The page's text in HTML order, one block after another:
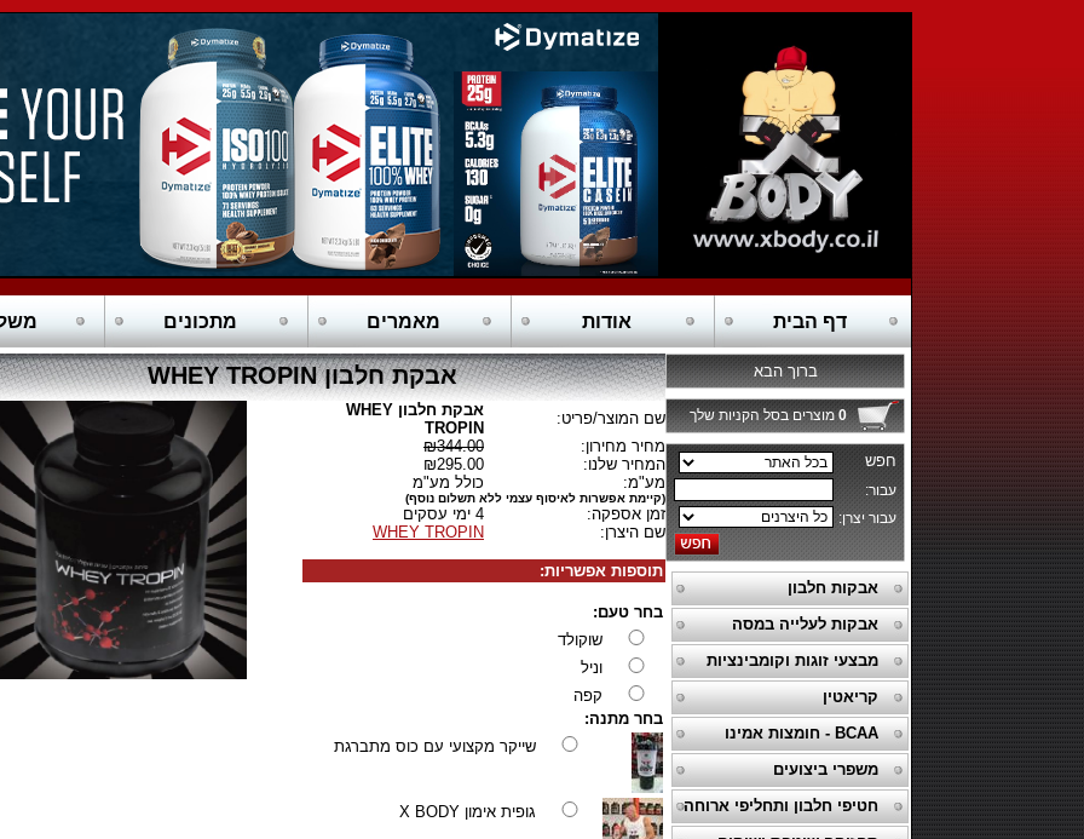
דף הבית אודות מאמרים מתכונים
ברוך הבא
0 מוצרים בסל הקניות שלך
אבקות חלבון
אבקות לעלייה במסה
מבצעי זוגות וקומבינציות
קריאטין
BCAA - חומצות אמינו
משפרי ביצועים
חטיפי חלבון ותחליפי ארוחה
אבקת חלבון WHEY TROPIN
שם המוצר/פריט:
אבקת חלבון WHEY
TROPIN
מחיר מחירון:
₪344.00
המחיר שלנו:
₪295.00
מע"מ:
כולל מע"מ
(קיימת אפשרות לאיסוף עצמי ללא תשלום נוסף)
זמן אספקה:
4 ימי עסקים
שם היצרן:
WHEY TROPIN
תוספות אפשריות:
בחר טעם:
שוקולד
וניל
קפה
בחר מתנה:
שייקר מקצועי עם כוס מתברגת
גופית אימון X BODY